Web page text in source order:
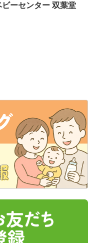
ビーセンター 双葉堂